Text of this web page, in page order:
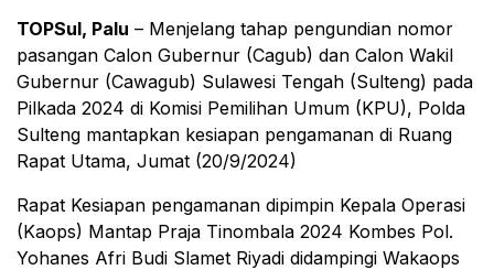
TOPSul, Palu – Menjelang tahap pengundian nomor
pasangan Calon Gubernur (Cagub) dan Calon Wakil
Gubernur (Cawagub) Sulawesi Tengah (Sulteng) pada
Pilkada 2024 di Komisi Pemilihan Umum (KPU), Polda
Sulteng mantapkan kesiapan pengamanan di Ruang
Rapat Utama, Jumat (20/9/2024)
Rapat Kesiapan pengamanan dipimpin Kepala Operasi
(Kaops) Mantap Praja Tinombala 2024 Kombes Pol.
Yohanes Afri Budi Slamet Riyadi didampingi Wakaops